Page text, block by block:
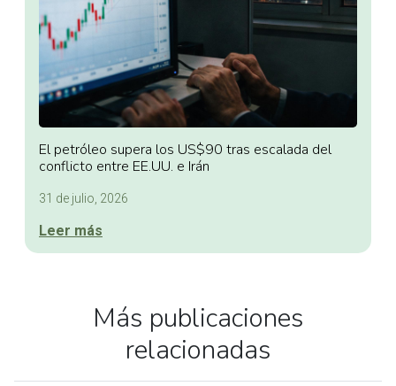
El petróleo supera los US$90 tras escalada del
conflicto entre EE.UU. e Irán
31 de julio, 2026
Leer más
Más publicaciones
relacionadas